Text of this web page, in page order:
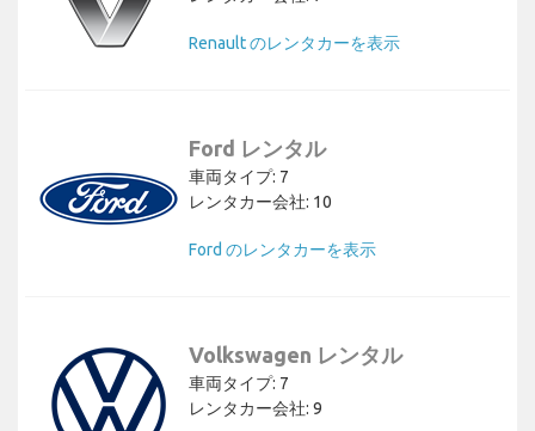
Renault のレンタカーを表示
Ford レンタル
車両タイプ: 7
レンタカー会社: 10
Ford のレンタカーを表示
Volkswagen レンタル
車両タイプ: 7
レンタカー会社: 9